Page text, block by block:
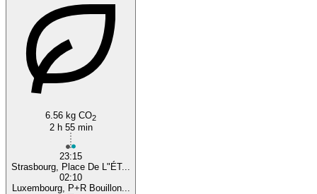
6.56 kg CO2
2 h 55 min
23:15
Strasbourg, Place De L"ÉT...
02:10
Luxembourg, P+R Bouillon...